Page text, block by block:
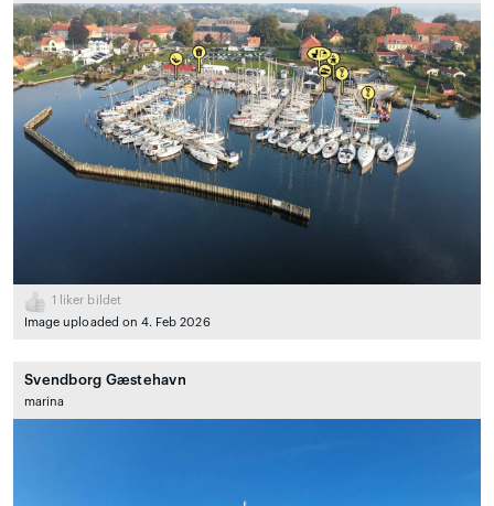
1
liker bildet
Image uploaded on 4. Feb 2026
Svendborg Gæstehavn
marina